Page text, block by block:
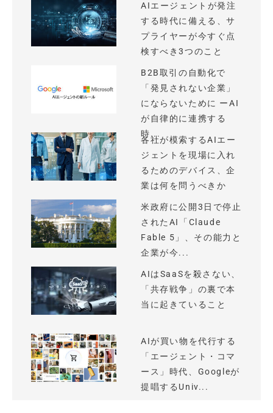
AIエージェントが発注
する時代に備える、サ
プライヤーが今すぐ点
検すべき3つのこと
B2B取引の自動化で
「発見されない企業」
にならないために ーAI
が自律的に連携する
時...
各社が模索するAIエー
ジェントを現場に入れ
るためのデバイス、企
業は何を問うべきか
米政府に公開3日で停止
されたAI「Claude
Fable 5」、その能力と
企業が今...
AIはSaaSを殺さない、
「共存戦争」の裏で本
当に起きていること
AIが買い物を代行する
「エージェント・コマ
ース」時代、Googleが
提唱するUniv...